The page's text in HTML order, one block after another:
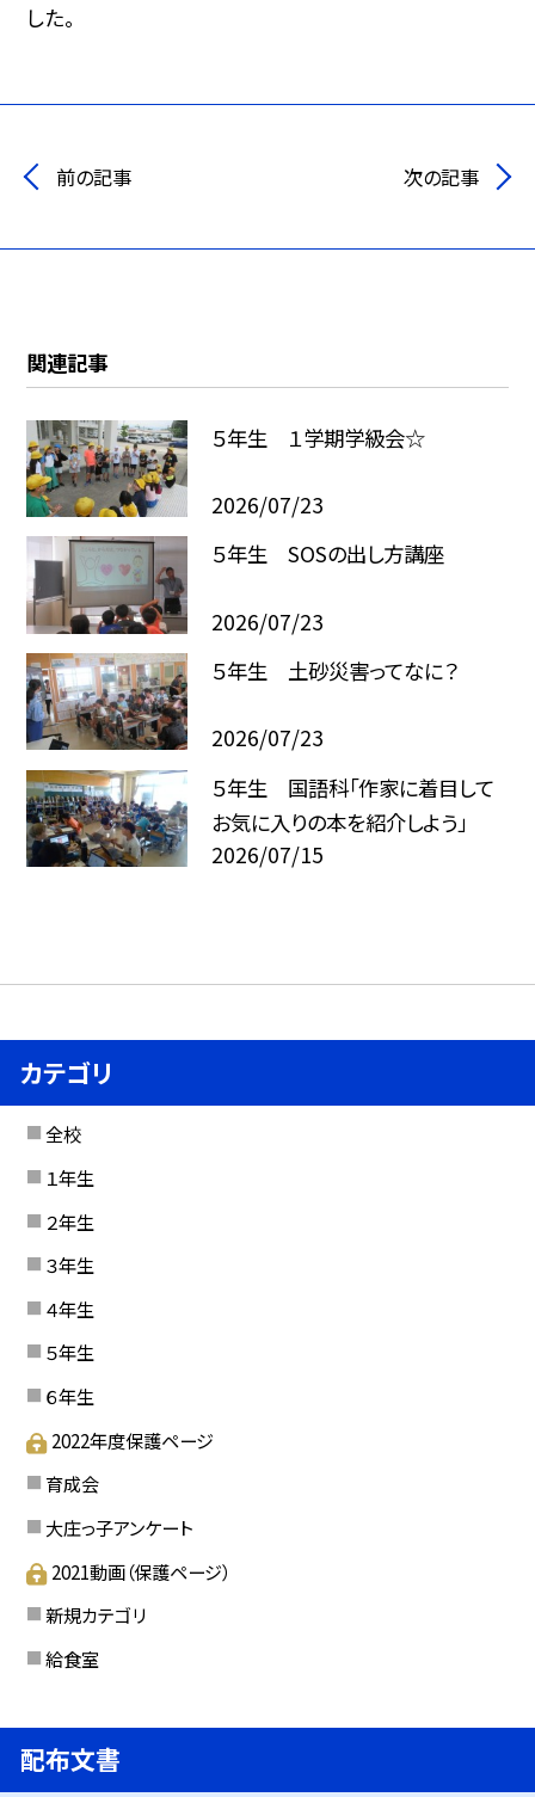
した。
前の記事 次の記事
関連記事
５年生 １学期学級会☆
2026/07/23
５年生 SOSの出し方講座
2026/07/23
５年生 土砂災害ってなに？
2026/07/23
５年生 国語科「作家に着目して
お気に入りの本を紹介しよう」
2026/07/15
カテゴリ
全校
１年生
２年生
３年生
４年生
５年生
６年生
2022年度保護ページ
育成会
大庄っ子アンケート
2021動画（保護ページ）
新規カテゴリ
給食室
配布文書